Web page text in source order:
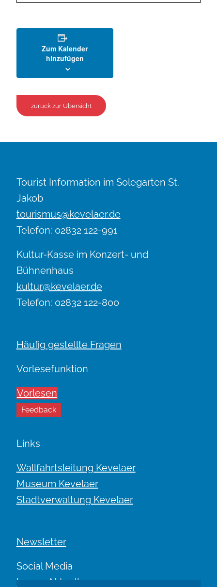
Zum Kalender
hinzufügen
zurück zur Übersicht
Tourist Information im Solegarten St.
Jakob
tourismus@kevelaer.de
Telefon: 02832 122-991
Kultur-Kasse im Konzert- und
Bühnenhaus
kultur@kevelaer.de
Telefon: 02832 122-800
Häufig gestellte Fragen
Vorlesefunktion
Vorlesen
Feedback
Links
Wallfahrtsleitung Kevelaer
Museum Kevelaer
Stadtverwaltung Kevelaer
Newsletter
Social Media
Immer Aktuell.